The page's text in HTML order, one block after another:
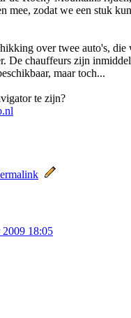
mee, zodat we een stuk
over twee auto's, die
De chauffeurs zijn
maar toch...
te zijn?
2009 18:05